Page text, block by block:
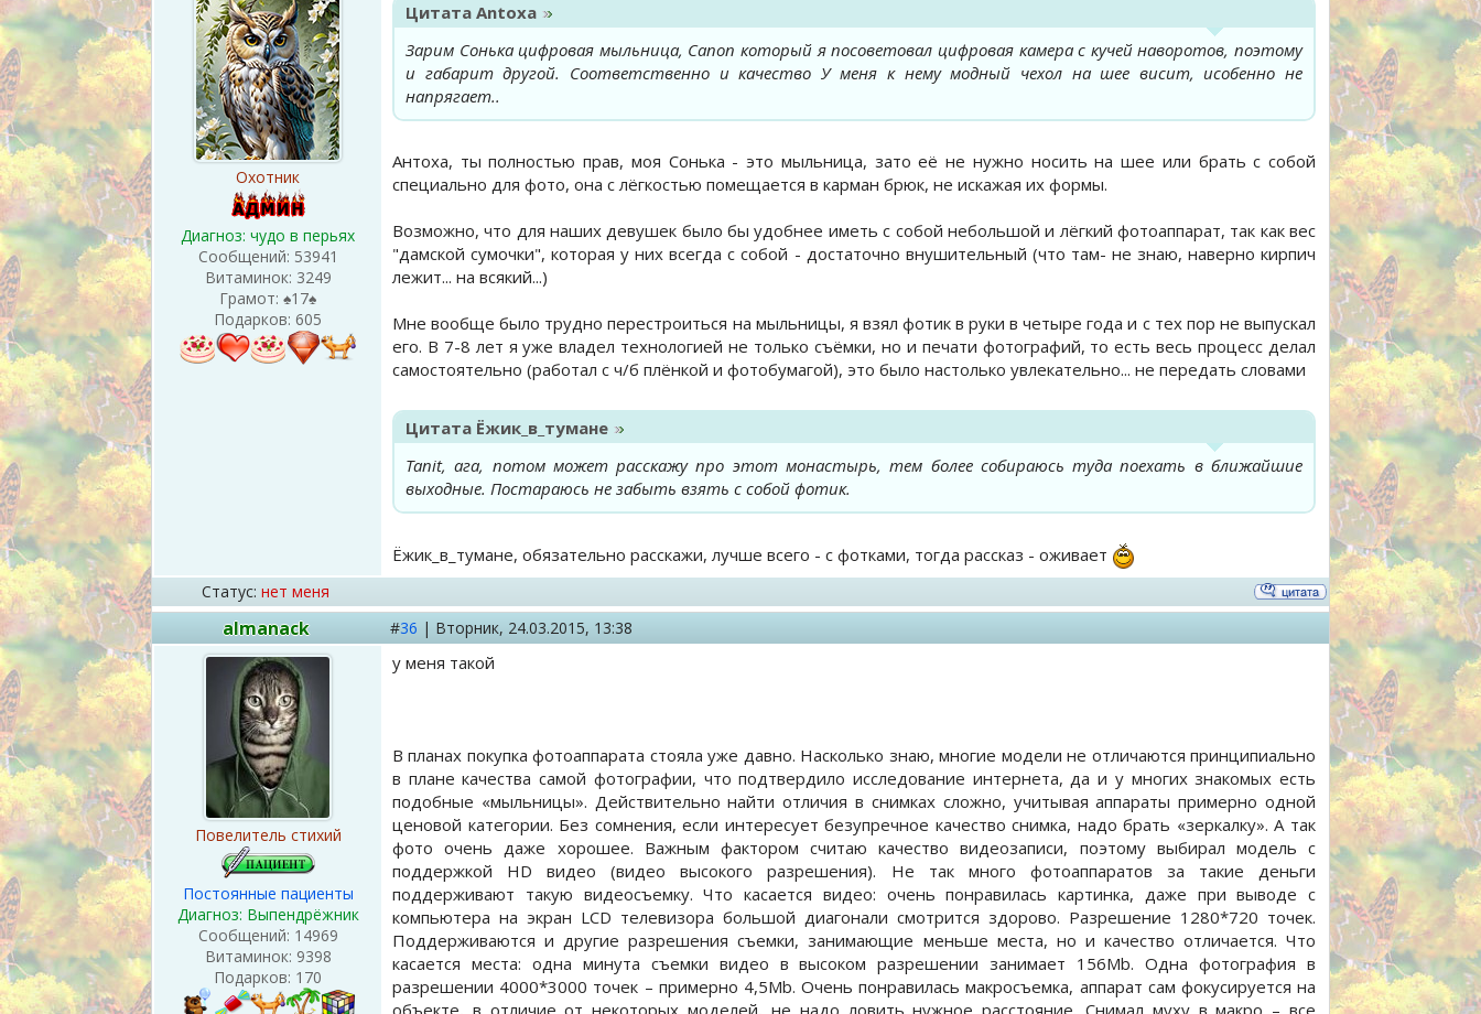
Охотник
Диагноз: чудо в перьях
Сообщений: 53941
Витаминок: 3249
Грамот: ♠17♠
Подарков: 605
Цитата Antoxa
Зарим Сонька цифровая мыльница, Canon который я посоветовал цифровая камера с кучей наворотов, поэтому
и габарит другой. Соответственно и качество У меня к нему модный чехол на шее висит, исобенно не
напрягает..
Антоха, ты полностью прав, моя Сонька - это мыльница, зато её не нужно носить на шее или брать с собой
специально для фото, она с лёгкостью помещается в карман брюк, не искажая их формы.
Возможно, что для наших девушек было бы удобнее иметь с собой небольшой и лёгкий фотоаппарат, так как вес
"дамской сумочки", которая у них всегда с собой - достаточно внушительный (что там- не знаю, наверно кирпич
лежит... на всякий...)
Мне вообще было трудно перестроиться на мыльницы, я взял фотик в руки в четыре года и с тех пор не выпускал
его. В 7-8 лет я уже владел технологией не только съёмки, но и печати фотографий, то есть весь процесс делал
самостоятельно (работал с ч/б плёнкой и фотобумагой), это было настолько увлекательно... не передать словами
Цитата Ёжик_в_тумане
Tanit, ага, потом может расскажу про этот монастырь, тем более собираюсь туда поехать в ближайшие
выходные. Постараюсь не забыть взять с собой фотик.
Ёжик_в_тумане, обязательно расскажи, лучше всего - с фотками, тогда рассказ - оживает
Статус: нет меня
almanack #36 | Вторник, 24.03.2015, 13:38
Повелитель стихий
Постоянные пациенты
Диагноз: Выпендрёжник
Сообщений: 14969
Витаминок: 9398
Подарков: 170
у меня такой
В планах покупка фотоаппарата стояла уже давно. Насколько знаю, многие модели не отличаются принципиально
в плане качества самой фотографии, что подтвердило исследование интернета, да и у многих знакомых есть
подобные «мыльницы». Действительно найти отличия в снимках сложно, учитывая аппараты примерно одной
ценовой категории. Без сомнения, если интересует безупречное качество снимка, надо брать «зеркалку». А так
фото очень даже хорошее. Важным фактором считаю качество видеозаписи, поэтому выбирал модель с
поддержкой HD видео (видео высокого разрешения). Не так много фотоаппаратов за такие деньги
поддерживают такую видеосъемку. Что касается видео: очень понравилась картинка, даже при выводе с
компьютера на экран LCD телевизора большой диагонали смотрится здорово. Разрешение 1280*720 точек.
Поддерживаются и другие разрешения съемки, занимающие меньше места, но и качество отличается. Что
касается места: одна минута съемки видео в высоком разрешении занимает 156Mb. Одна фотография в
разрешении 4000*3000 точек – примерно 4,5Mb. Очень понравилась макросъемка, аппарат сам фокусируется на
объекте, в отличие от некоторых моделей, не надо ловить нужное расстояние. Снимал муху в макро – все